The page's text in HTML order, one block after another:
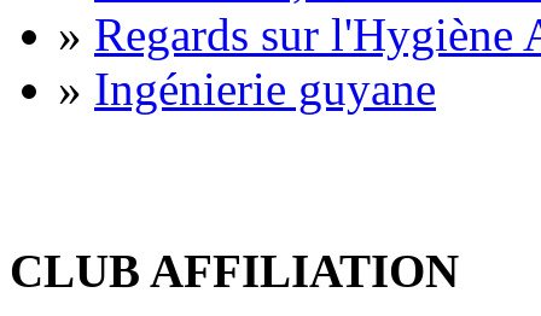
» Regards sur l'Hygiène
» Ingénierie guyane
CLUB AFFILIATION